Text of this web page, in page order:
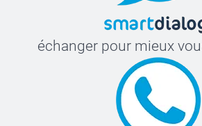
échanger pour mieux